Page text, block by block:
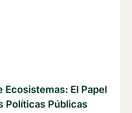
Ecosistemas: El Papel
Políticas Públicas